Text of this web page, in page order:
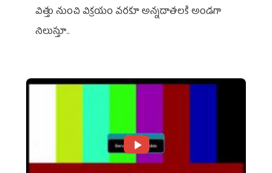
విత్తు నుంచి విక్రయం వరకూ అన్నదాతలకి అండగా
నిలుస్తూ..